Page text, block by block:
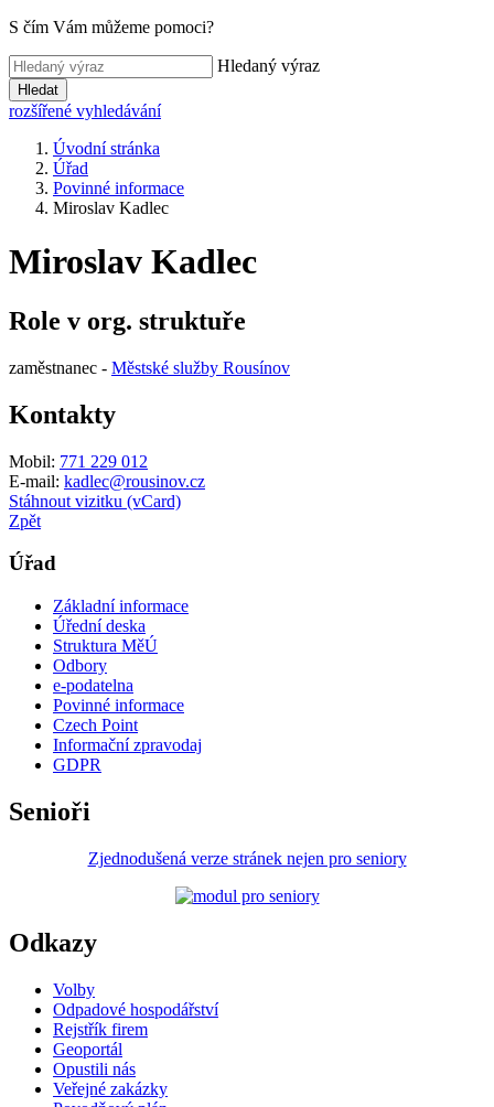
S čím Vám můžeme pomoci?
Hledaný výraz
Hledat
rozšířené vyhledávání
Úvodní stránka
Úřad
Povinné informace
Miroslav Kadlec
Miroslav Kadlec
Role v org. struktuře
zaměstnanec - Městské služby Rousínov
Kontakty
Mobil: 771 229 012
E-mail: kadlec@rousinov.cz
Stáhnout vizitku (vCard)
Zpět
Úřad
Základní informace
Úřední deska
Struktura MěÚ
Odbory
e-podatelna
Povinné informace
Czech Point
Informační zpravodaj
GDPR
Senioři
Zjednodušená verze stránek nejen pro seniory
Odkazy
Volby
Odpadové hospodářství
Rejstřík firem
Geoportál
Opustili nás
Veřejné zakázky